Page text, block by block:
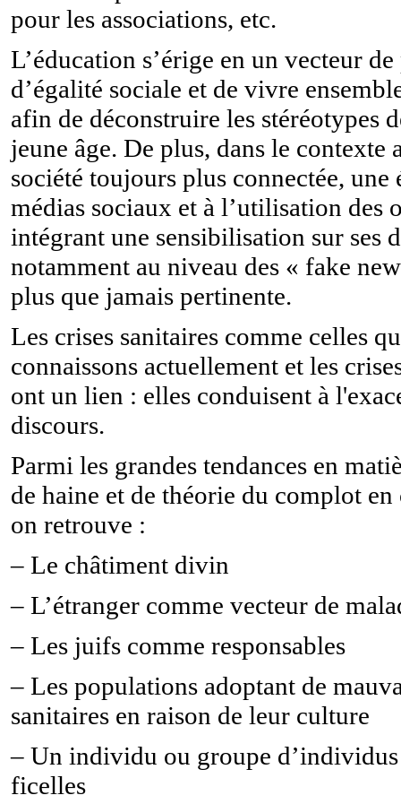
pour les associations, etc.
L’éducation s’érige en un vecteur
d’égalité sociale et de vivre
afin de déconstruire les stéréotypes
jeune âge. De plus, dans le contexte
société toujours plus connectée, une
médias sociaux et à l’utilisation des
intégrant une sensibilisation sur ses
notamment au niveau des « fake
plus que jamais pertinente.
Les crises sanitaires comme celles
connaissons actuellement et les
ont un lien : elles conduisent à
discours.
Parmi les grandes tendances en
de haine et de théorie du complot en
on retrouve :
– Le châtiment divin
– L’étranger comme vecteur de
– Les juifs comme responsables
– Les populations adoptant de
sanitaires en raison de leur culture
– Un individu ou groupe
ficelles